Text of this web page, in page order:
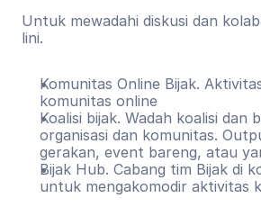
Untuk mewadahi diskusi dan
lini.
Komunitas Online Bijak.
komunitas online
Koalisi bijak. Wadah koalisi dan
organisasi dan komunitas.
gerakan, event bareng, atau
Bijak Hub. Cabang tim Bijak di
untuk mengakomodir aktivitas